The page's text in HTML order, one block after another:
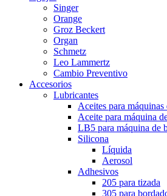
Singer
Orange
Groz Beckert
Organ
Schmetz
Leo Lammertz
Cambio Preventivo
Accesorios
Lubricantes
Aceites para máquinas
Aceite para máquina
LB5 para máquina de
Silicona
Líquida
Aerosol
Adhesivos
205 para tizada
305 para